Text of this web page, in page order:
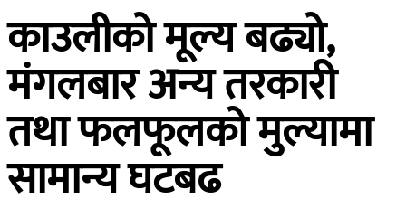
काउलीको मूल्य बढ्यो,
मंगलबार अन्य तरकारी
तथा फलफूलको मुल्यामा
सामान्य घटबढ